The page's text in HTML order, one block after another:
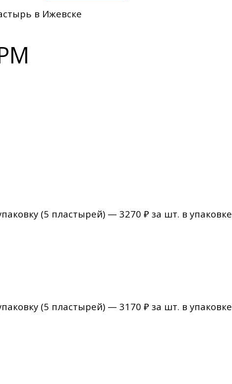
в Ижевске
(5 пластырей) — 3270 ₽ за шт. в упаковке
(5 пластырей) — 3170 ₽ за шт. в упаковке